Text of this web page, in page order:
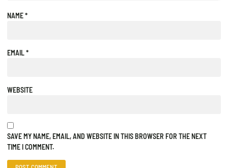
NAME*
EMAIL*
WEBSITE
SAVE MY NAME, EMAIL, AND WEBSITE IN THIS BROWSER FOR THE NEXT
TIME I COMMENT.